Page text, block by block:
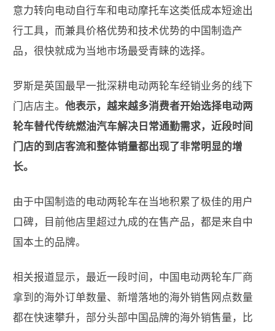
意力转向电动自行车和电动摩托车这类低成本短途出
行工具，而兼具价格优势和技术优势的中国制造产
品，很快就成为当地市场最受青睐的选择。
罗斯是英国最早一批深耕电动两轮车经销业务的线下
门店店主。 他表示，越来越多消费者开始选择电动两
轮车替代传统燃油汽车解决日常通勤需求，近段时间
门店的到店客流和整体销量都出现了非常明显的增
长。
由于中国制造的电动两轮车在当地积累了极佳的用户
口碑，目前他店里超过九成的在售产品，都是来自中
国本土的品牌。
相关报道显示，最近一段时间，中国电动两轮车厂商
拿到的海外订单数量、新增落地的海外销售网点数量
都在快速攀升，部分头部中国品牌的海外销售量，比